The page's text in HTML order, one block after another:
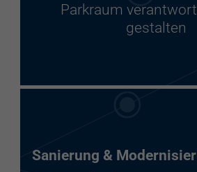
Parkraum
gestalten
Sanierung &